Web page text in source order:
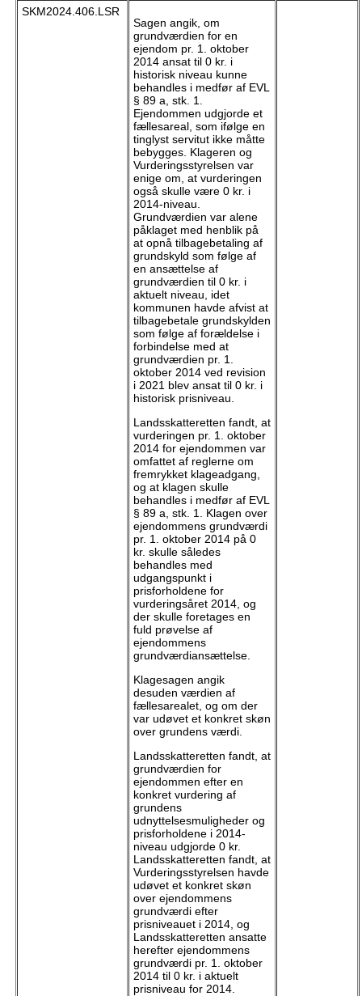
SKM2024.406.LSR
Sagen angik, om
grundværdien for en
ejendom pr. 1. oktober
2014 ansat til 0 kr. i
historisk niveau kunne
behandles i medfør af EVL
§ 89 a, stk. 1.
Ejendommen udgjorde et
fællesareal, som ifølge en
tinglyst servitut ikke måtte
bebygges. Klageren og
Vurderingsstyrelsen var
enige om, at vurderingen
også skulle være 0 kr. i
2014-niveau.
Grundværdien var alene
påklaget med henblik på
at opnå tilbagebetaling af
grundskyld som følge af
en ansættelse af
grundværdien til 0 kr. i
aktuelt niveau, idet
kommunen havde afvist at
tilbagebetale grundskylden
som følge af forældelse i
forbindelse med at
grundværdien pr. 1.
oktober 2014 ved revision
i 2021 blev ansat til 0 kr. i
historisk prisniveau.
Landsskatteretten fandt, at
vurderingen pr. 1. oktober
2014 for ejendommen var
omfattet af reglerne om
fremrykket klageadgang,
og at klagen skulle
behandles i medfør af EVL
§ 89 a, stk. 1. Klagen over
ejendommens grundværdi
pr. 1. oktober 2014 på 0
kr. skulle således
behandles med
udgangspunkt i
prisforholdene for
vurderingsåret 2014, og
der skulle foretages en
fuld prøvelse af
ejendommens
grundværdiansættelse.
Klagesagen angik
desuden værdien af
fællesarealet, og om der
var udøvet et konkret skøn
over grundens værdi.
Landsskatteretten fandt, at
grundværdien for
ejendommen efter en
konkret vurdering af
grundens
udnyttelsesmuligheder og
prisforholdene i 2014-
niveau udgjorde 0 kr.
Landsskatteretten fandt, at
Vurderingsstyrelsen havde
udøvet et konkret skøn
over ejendommens
grundværdi efter
prisniveauet i 2014, og
Landsskatteretten ansatte
herefter ejendommens
grundværdi pr. 1. oktober
2014 til 0 kr. i aktuelt
prisniveau for 2014.